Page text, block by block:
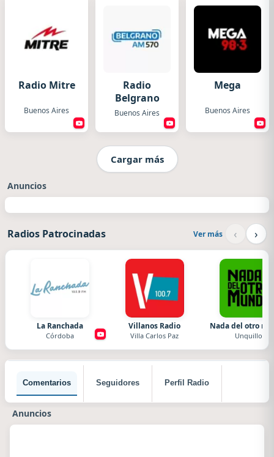
Radio Mitre
Buenos Aires
Radio
Belgrano
Buenos Aires
Mega
Buenos Aires
Cargar más
Anuncios
Radios Patrocinadas Ver más ‹ ›
La Ranchada
Córdoba
Villanos Radio
Villa Carlos Paz
Nada del otro
Unquillo
Comentarios Seguidores Perfil Radio
Anuncios